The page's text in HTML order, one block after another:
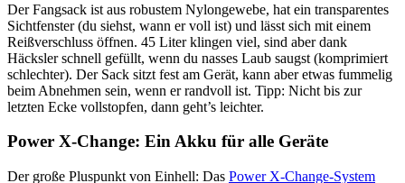
Der Fangsack ist aus robustem Nylongewebe, hat ein transparentes
Sichtfenster (du siehst, wann er voll ist) und lässt sich mit einem
Reißverschluss öffnen. 45 Liter klingen viel, sind aber dank
Häcksler schnell gefüllt, wenn du nasses Laub saugst (komprimiert
schlechter). Der Sack sitzt fest am Gerät, kann aber etwas fummelig
beim Abnehmen sein, wenn er randvoll ist. Tipp: Nicht bis zur
letzten Ecke vollstopfen, dann geht’s leichter.
Power X-Change: Ein Akku für alle Geräte
Der große Pluspunkt von Einhell: Das Power X-Change-System